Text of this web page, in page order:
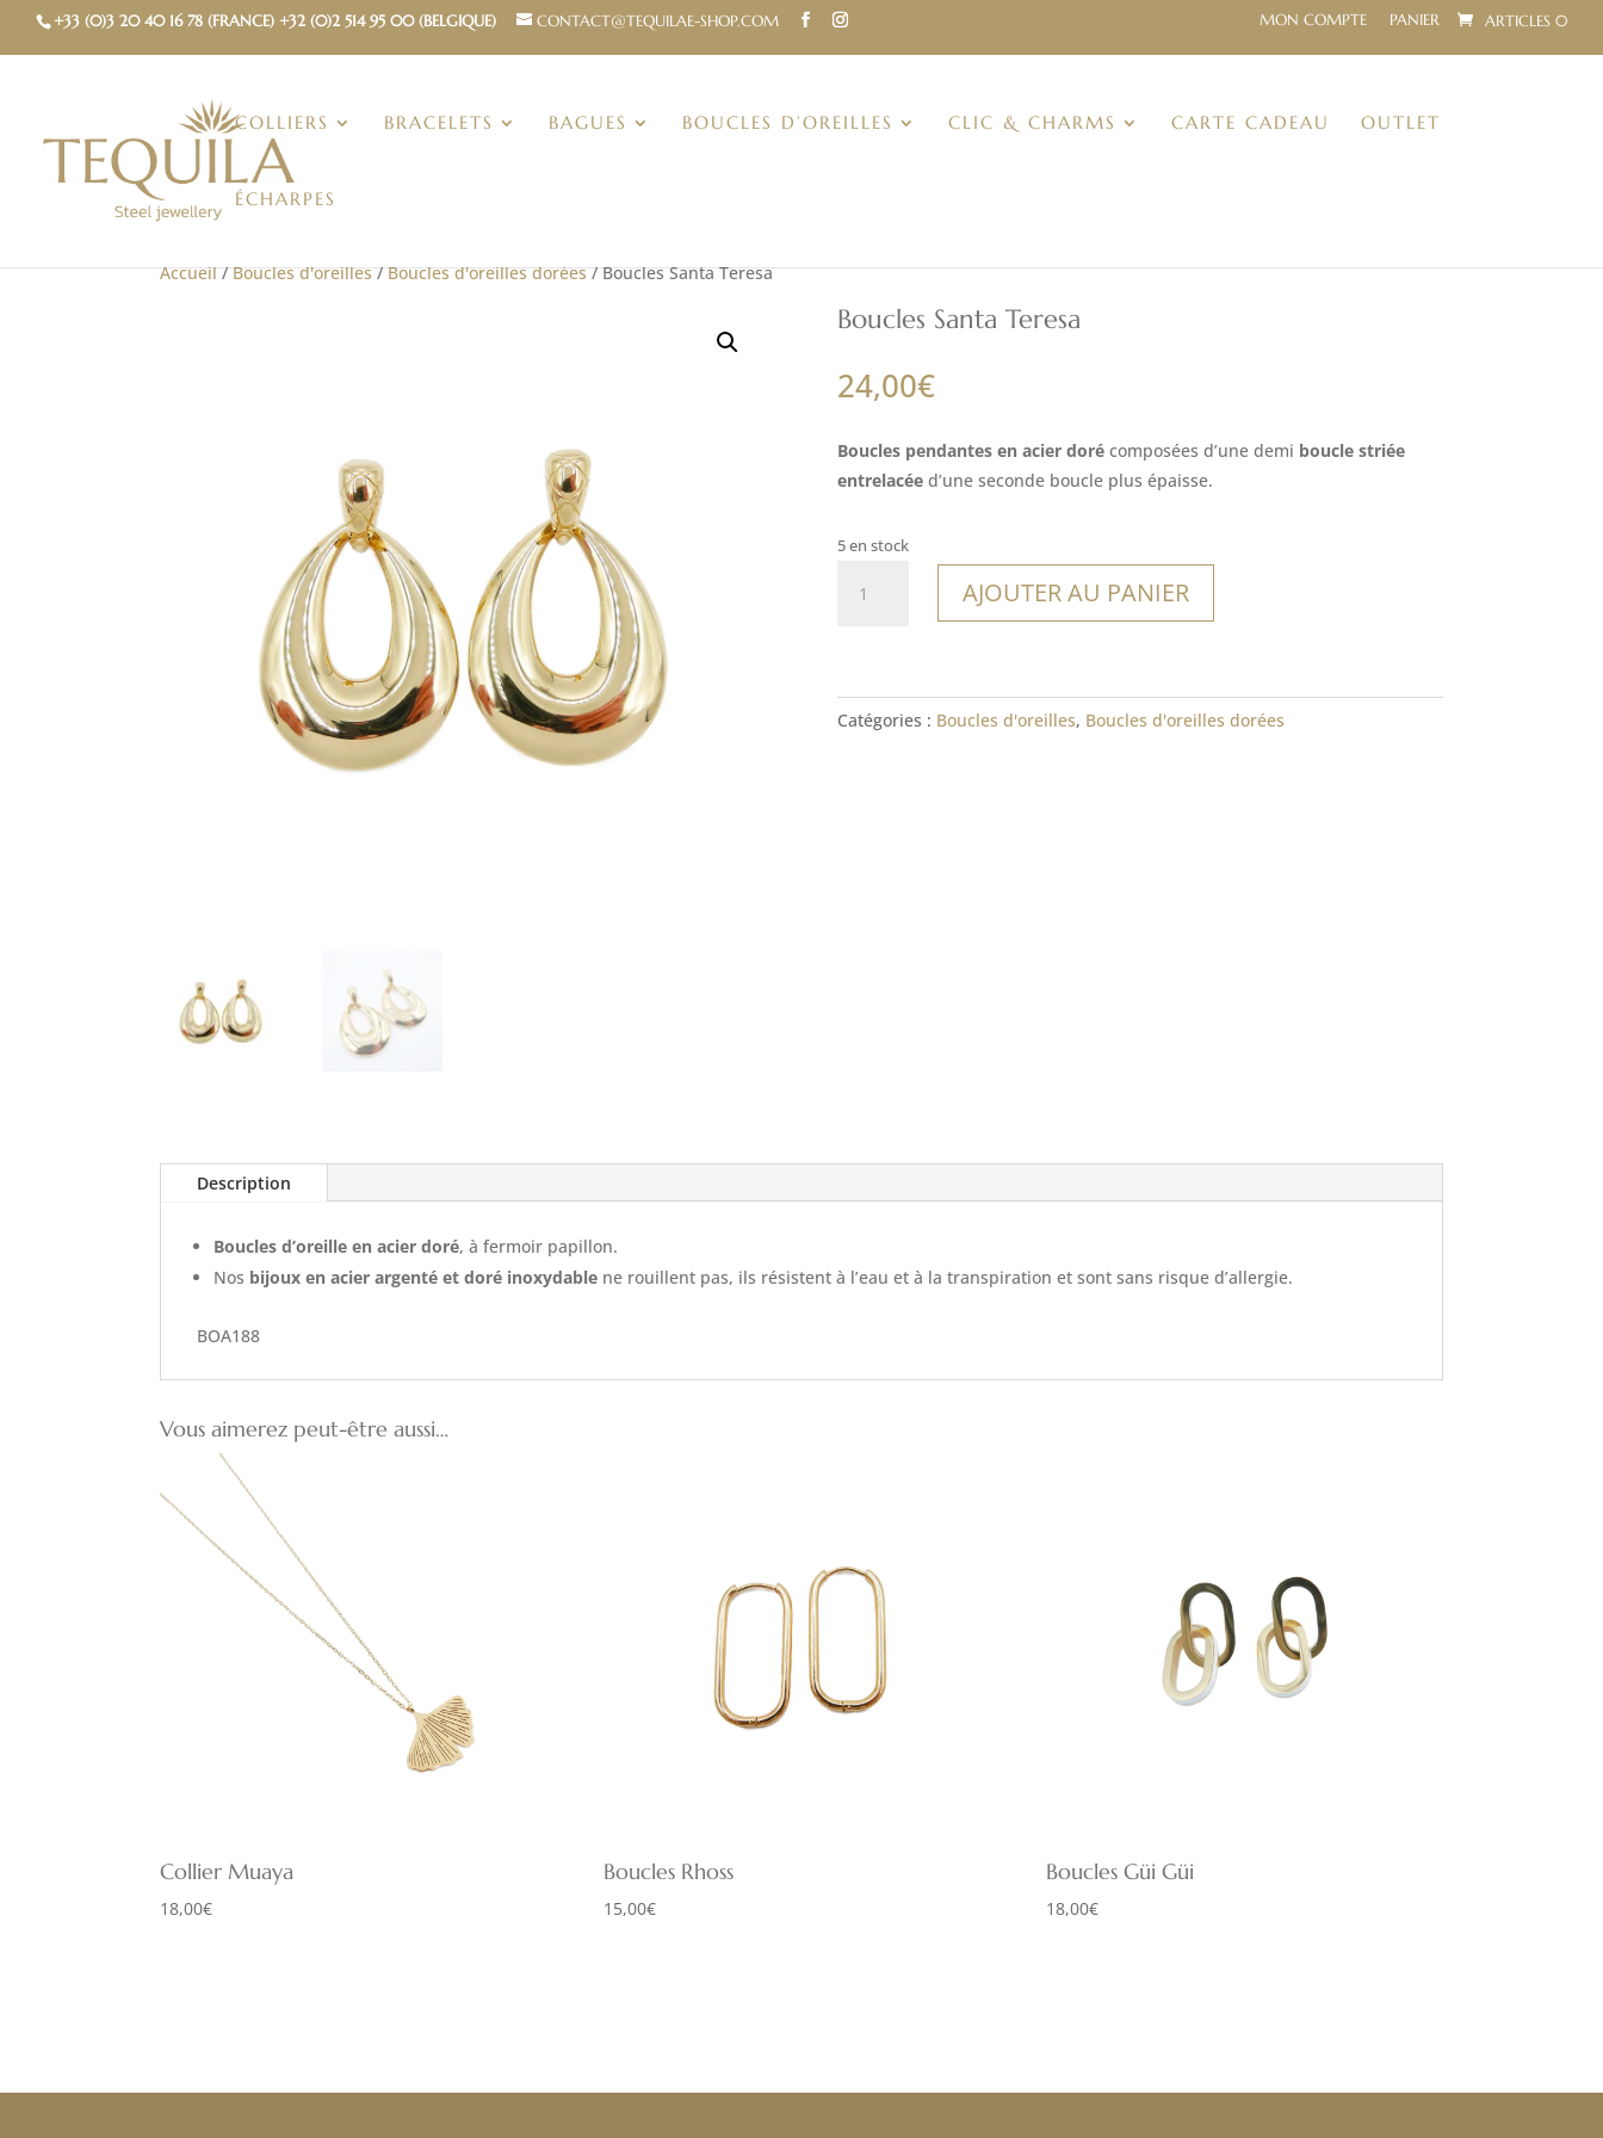
+33 (0)3 20 40 16 78 (FRANCE) +32 (0)2 514 95 00 (BELGIQUE) CONTACT@TEQUILAE-SHOP.COM MON COMPTE PANIER ARTICLES 0
COLLIERS BRACELETS BAGUES BOUCLES D’OREILLES CLIC & CHARMS CARTE CADEAU OUTLET
ÉCHARPES
Accueil/Boucles d'oreilles/Boucles d'oreilles dorées/ Boucles Santa Teresa
Boucles Santa Teresa
24,00€
Boucles pendantes en acier dorécomposées d’une demi boucle striée
entrelacéed’une seconde boucle plus épaisse.
5 en stock
Teresa
AJOUTER AU PANIER
Catégories : Boucles d'oreilles, Boucles d'oreilles dorées
Description
Boucles d’oreille en acier doré, à fermoir papillon.
Nos bijoux en acier argenté et doré inoxydable ne rouillent pas, ils résistent à l’eau et à la transpiration et sont sans risque d’allergie.
BOA188
Vous aimerez peut-être aussi…
Collier Muaya
18,00€
Boucles Rhoss
15,00€
Boucles Güi Güi
18,00€